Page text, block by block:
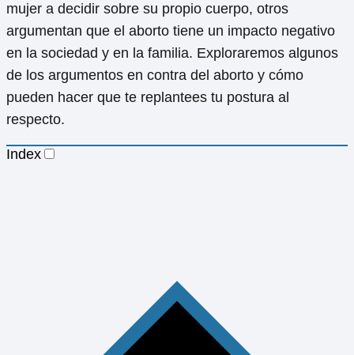
mujer a decidir sobre su propio cuerpo, otros
argumentan que el aborto tiene un impacto negativo
en la sociedad y en la familia. Exploraremos algunos
de los argumentos en contra del aborto y cómo
pueden hacer que te replantees tu postura al
respecto.
Index